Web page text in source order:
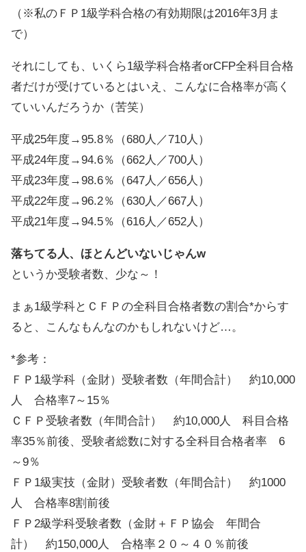
（※私のＦＰ1級学科合格の有効期限は2016年3月ま
で）
それにしても、いくら1級学科合格者orCFP全科目合格
者だけが受けているとはいえ、こんなに合格率が高く
ていいんだろうか（苦笑）
平成25年度→95.8％（680人／710人）
平成24年度→94.6％（662人／700人）
平成23年度→98.6％（647人／656人）
平成22年度→96.2％（630人／667人）
平成21年度→94.5％（616人／652人）
落ちてる人、ほとんどいないじゃんw
というか受験者数、少な～！
まぁ1級学科とＣＦＰの全科目合格者数の割合*からす
ると、こんなもんなのかもしれないけど…。
*参考：
ＦＰ1級学科（金財）受験者数（年間合計） 約10,000
人 合格率7～15％
ＣＦＰ受験者数（年間合計） 約10,000人 科目合格
率35％前後、受験者総数に対する全科目合格者率 6
～9％
ＦＰ1級実技（金財）受験者数（年間合計） 約1000
人 合格率8割前後
ＦＰ2級学科受験者数（金財＋ＦＰ協会 年間合
計） 約150,000人 合格率２０～４０％前後